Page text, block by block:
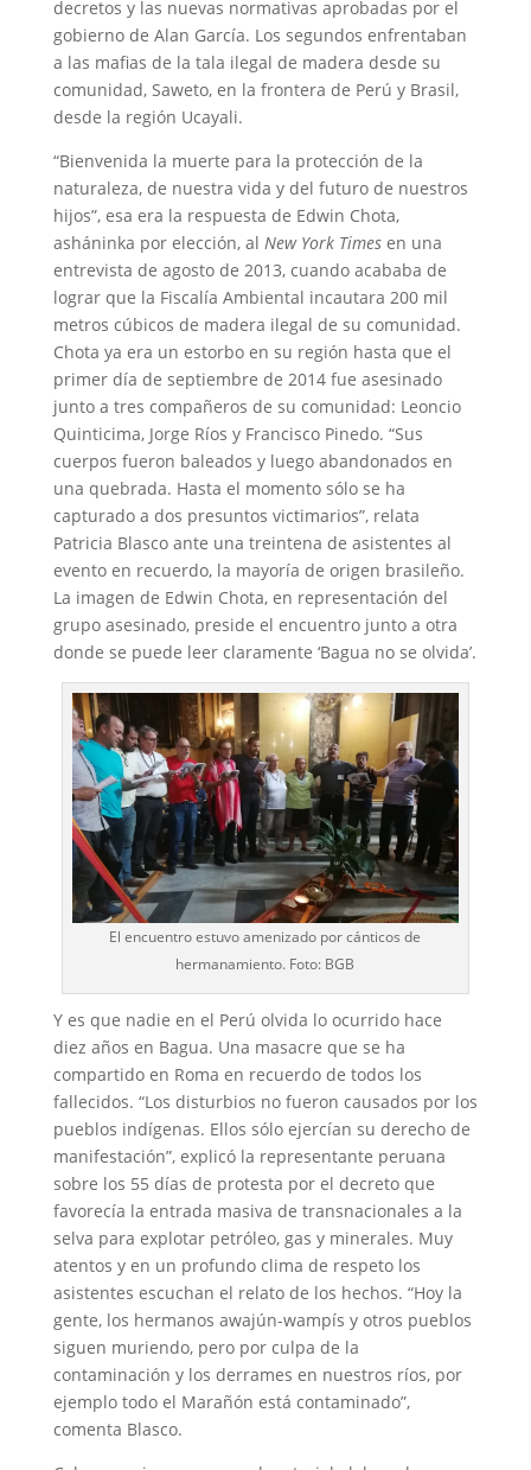
decretos y las nuevas normativas aprobadas por el
gobierno de Alan García. Los segundos enfrentaban
a las mafias de la tala ilegal de madera desde su
comunidad, Saweto, en la frontera de Perú y Brasil,
desde la región Ucayali.
“Bienvenida la muerte para la protección de la
naturaleza, de nuestra vida y del futuro de nuestros
hijos”, esa era la respuesta de Edwin Chota,
asháninka por elección, al New York Timesen una
entrevista de agosto de 2013, cuando acababa de
lograr que la Fiscalía Ambiental incautara 200 mil
metros cúbicos de madera ilegal de su comunidad.
Chota ya era un estorbo en su región hasta que el
primer día de septiembre de 2014 fue asesinado
junto a tres compañeros de su comunidad: Leoncio
Quinticima, Jorge Ríos y Francisco Pinedo. “Sus
cuerpos fueron baleados y luego abandonados en
una quebrada. Hasta el momento sólo se ha
capturado a dos presuntos victimarios”, relata
Patricia Blasco ante una treintena de asistentes al
evento en recuerdo, la mayoría de origen brasileño.
La imagen de Edwin Chota, en representación del
grupo asesinado, preside el encuentro junto a otra
donde se puede leer claramente ‘Bagua no se olvida’.
El encuentro estuvo amenizado por cánticos de
hermanamiento. Foto: BGB
Y es que nadie en el Perú olvida lo ocurrido hace
diez años en Bagua. Una masacre que se ha
compartido en Roma en recuerdo de todos los
fallecidos. “Los disturbios no fueron causados por los
pueblos indígenas. Ellos sólo ejercían su derecho de
manifestación”, explicó la representante peruana
sobre los 55 días de protesta por el decreto que
favorecía la entrada masiva de transnacionales a la
selva para explotar petróleo, gas y minerales. Muy
atentos y en un profundo clima de respeto los
asistentes escuchan el relato de los hechos. “Hoy la
gente, los hermanos awajún-wampís y otros pueblos
siguen muriendo, pero por culpa de la
contaminación y los derrames en nuestros ríos, por
ejemplo todo el Marañón está contaminado”,
comenta Blasco.